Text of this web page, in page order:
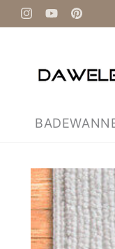
zum
Inhalt
InstagramYouTubePinterest
springen